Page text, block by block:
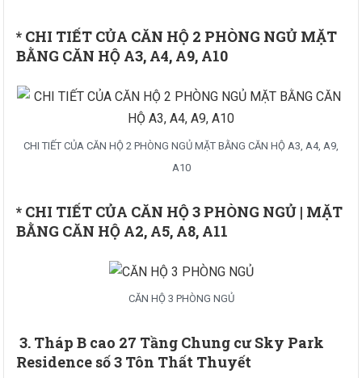
* CHI TIẾT CỦA CĂN HỘ 2 PHÒNG NGỦ MẶT
BẰNG CĂN HỘ A3, A4, A9, A10
CHI TIẾT CỦA CĂN HỘ 2 PHÒNG NGỦ MẶT BẰNG CĂN HỘ A3, A4, A9,
A10
* CHI TIẾT CỦA CĂN HỘ 3 PHÒNG NGỦ | MẶT
BẰNG CĂN HỘ A2, A5, A8, A11
CĂN HỘ 3 PHÒNG NGỦ
3. Tháp B cao 27 Tầng Chung cư Sky Park
Residence số 3 Tôn Thất Thuyết